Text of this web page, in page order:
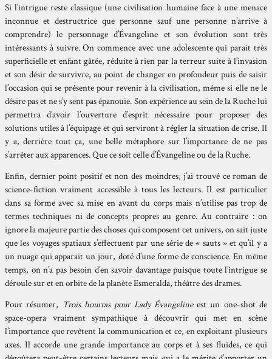
Si l’intrigue reste classique (une civilisation humaine face à une menace
inconnue et destructrice que personne sauf une personne n’arrive à
comprendre) le personnage d’Évangeline et son évolution sont très
intéressants à suivre. On commence avec une adolescente qui parait très
superficielle et enfant gâtée, réduite à rien par la terreur suite à l’invasion
et son désir de survivre, au point de changer en profondeur puis de saisir
l’occasion qui se présente pour revenir à la civilisation, même si elle ne le
désire pas et ne s’y sent pas épanouie. Son expérience au sein de la Ruche lui
permettra d’avoir l’ouverture d’esprit nécessaire pour proposer des
solutions utiles à l’équipage et qui serviront à régler la situation de crise. Il
y a, derrière tout ça, une belle métaphore sur l’importance de ne pas
s’arrêter aux apparences. Que ce soit celle d’Évangeline ou de la Ruche.
Enfin, dernier point positif et non des moindres, j’ai trouvé ce roman de
science-fiction vraiment accessible à tous les lecteurs. Il est particulier
dans sa forme avec sa mise en avant du corps mais n’utilise pas trop de
termes techniques ni de concepts propres au genre. Au contraire : on
ignore la majeure partie des choses qui composent cet univers, on sait juste
que les voyages spatiaux s’effectuent par une série de « sauts » et qu’il y a
un nuage qui apparait un jour, doté d’une forme de conscience. En même
temps, on n’a pas besoin d’en savoir davantage puisque toute l’intrigue se
déroule sur et en orbite de la planète Esmeralda, théâtre des drames.
Pour résumer, Trois hourras pour Lady Évangelineest un one-shot de
space-opera vraiment sympathique à découvrir qui met en scène
l’importance que revêtent la communication et ce, en exploitant plusieurs
axes. Il accorde une grande importance au corps et à ses fluides, ce qui